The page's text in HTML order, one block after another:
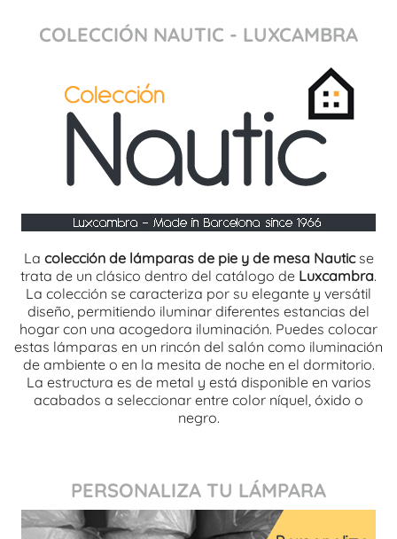
COLECCIÓN NAUTIC - LUXCAMBRA
La colección de lámparas de pie y de mesa Nauticse
trata de un clásico dentro del catálogo de Luxcambra.
La colección se caracteriza por su elegante y versátil
diseño, permitiendo iluminar diferentes estancias del
hogar con una acogedora iluminación. Puedes colocar
estas lámparas en un rincón del salón como iluminación
de ambiente o en la mesita de noche en el dormitorio.
La estructura es de metal y está disponible en varios
acabados a seleccionar entre color níquel, óxido o
negro.
PERSONALIZA TU LÁMPARA